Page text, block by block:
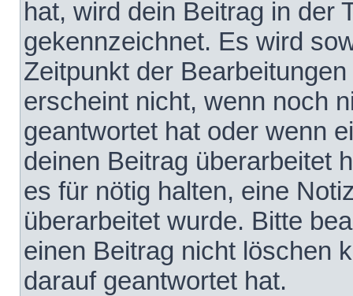
hat, wird dein Beitrag in der
gekennzeichnet. Es wird
Zeitpunkt der
erscheint nicht, wenn noch
geantwortet hat oder wenn
deinen Beitrag überarbeitet
es für nötig halten, eine
überarbeitet wurde. Bitte
einen Beitrag nicht löschen
darauf geantwortet hat.